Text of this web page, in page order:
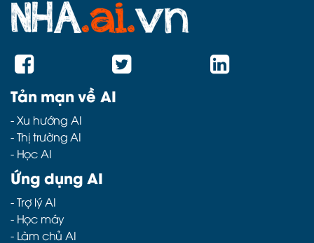
Tản mạn về AI
-Xu hướng AI
-Thị trường AI
- Học AI
Ứng dụng AI
-Trợ lý AI
- Học máy
- Làm chủ AI